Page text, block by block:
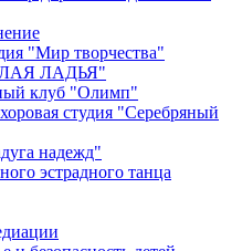
"Мир творчества"
ЛАДЬЯ"
клуб "Олимп"
студия "Серебряный
надежд"
эстрадного танца